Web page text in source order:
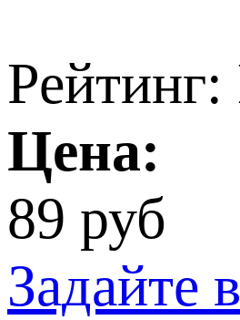
Рейтинг:
Цена:
89 руб
Задайте